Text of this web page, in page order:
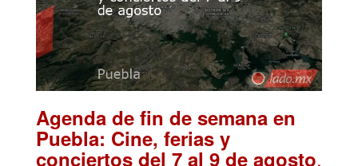
Agenda de fin de semana en
Puebla: Cine, ferias y
conciertos del 7 al 9 de agosto.